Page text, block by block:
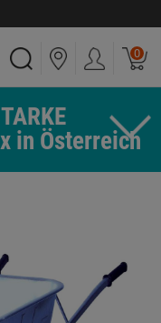
0
in Österreich